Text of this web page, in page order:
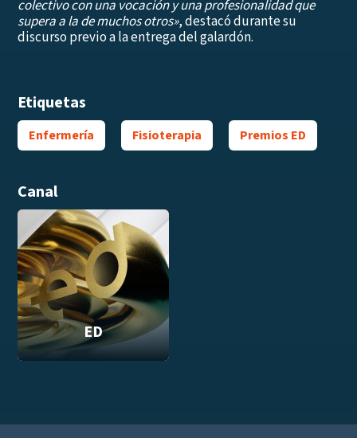
colectivo con una vocación y una profesionalidad que
supera a la de muchos otros», destacó durante su
discurso previo a la entrega del galardón.
Etiquetas
Enfermería Fisioterapia Premios ED
Canal
ED